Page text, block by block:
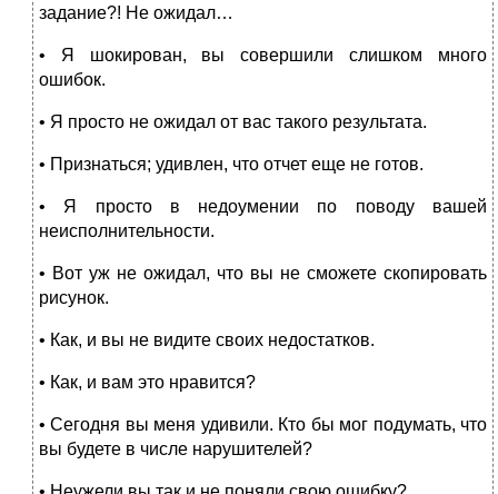
задание?! Не ожидал…
• Я шокирован, вы совершили слишком много
ошибок.
• Я просто не ожидал от вас такого результата.
• Признаться; удивлен, что отчет еще не готов.
• Я просто в недоумении по поводу вашей
неисполнительности.
• Вот уж не ожидал, что вы не сможете скопировать
рисунок.
• Как, и вы не видите своих недостатков.
• Как, и вам это нравится?
• Сегодня вы меня удивили. Кто бы мог подумать, что
вы бу­дете в числе нарушителей?